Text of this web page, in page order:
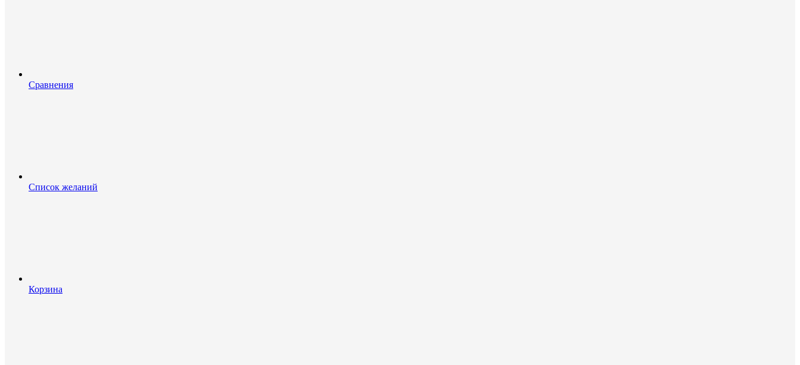
Сравнения
Список желаний
Корзина